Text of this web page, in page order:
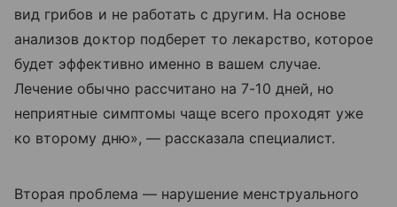
вид грибов и не работать с другим. На основе
анализов доктор подберет то лекарство, которое
будет эффективно именно в вашем случае.
Лечение обычно рассчитано на 7-10 дней, но
неприятные симптомы чаще всего проходят уже
ко второму дню», — рассказала специалист.
Вторая проблема — нарушение менструального